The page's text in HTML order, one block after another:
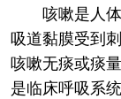
咳嗽是人
吸道黏膜受到
咳嗽无痰或痰
是临床呼吸系